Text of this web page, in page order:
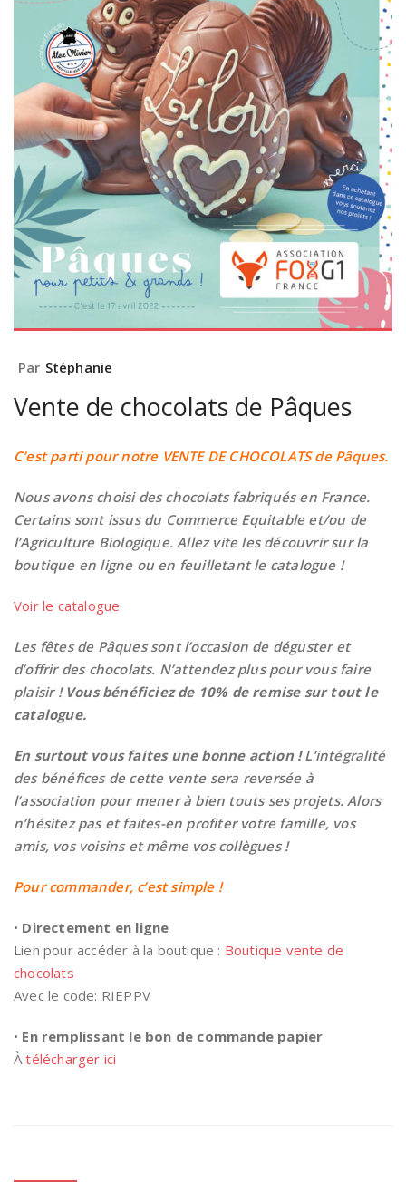
Par Stéphanie
Vente de chocolats de Pâques
C’est parti pour notre VENTE DE CHOCOLATS de Pâques.
Nous avons choisi des chocolats fabriqués en France.
Certains sont issus du Commerce Equitable et/ou de
l’Agriculture Biologique. Allez vite les découvrir sur la
boutique en ligne ou en feuilletant le catalogue !
Voir le catalogue
Les fêtes de Pâques sont l’occasion de déguster et
d’offrir des chocolats. N’attendez plus pour vous faire
plaisir ! Vous bénéficiez de 10% de remise sur tout le
catalogue.
En surtout vous faites une bonne action !L’intégralité
des bénéfices de cette vente sera reversée à
l’association pour mener à bien touts ses projets. Alors
n’hésitez pas et faites-en profiter votre famille, vos
amis, vos voisins et même vos collègues !
Pour commander, c’est simple !
• Directement en ligne
Lien pour accéder à la boutique : Boutique vente de
chocolats
Avec le code: RIEPPV
• En remplissant le bon de commande papier
Àtélécharger ici